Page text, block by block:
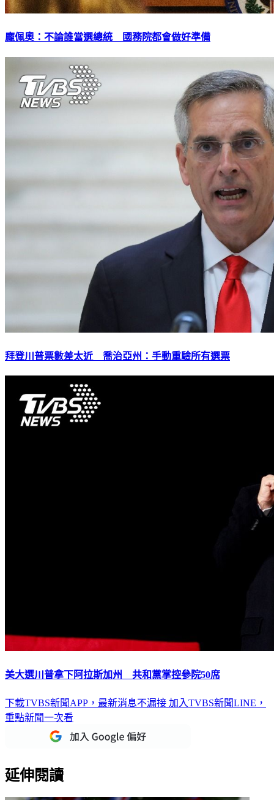
龐佩奧：不論誰當選總統 國務院都會做好準備
拜登川普票數差太近 喬治亞州：手動重驗所有選票
美大選川普拿下阿拉斯加州 共和黨掌控參院50席
下載TVBS新聞APP，最新消息不漏接 加入TVBS新聞LINE，
重點新聞一次看
延伸閱讀